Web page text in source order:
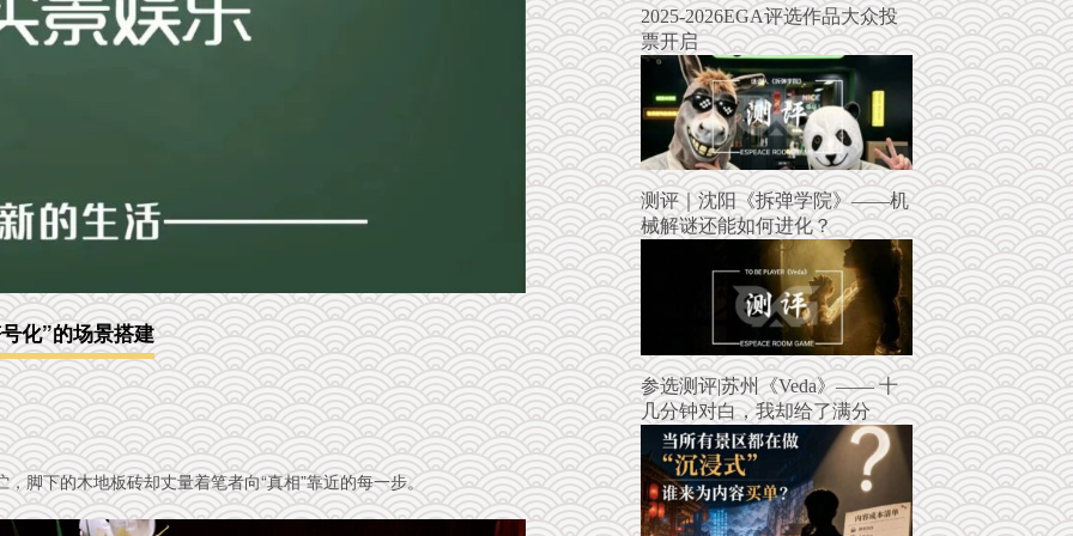
化”的场景搭建
脚下的木地板砖却丈量着笔者向“真相”靠近的每一步。
2025-2026EGA评选作品大众投
票开启
测评｜沈阳《拆弹学院》——机
械解谜还能如何进化？
参选测评|苏州《Veda》—— 十
几分钟对白，我却给了满分